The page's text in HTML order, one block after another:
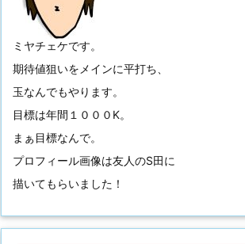
ミヤチェケです。
期待値狙いをメインに平打ち、
玉なんでもやります。
目標は年間１０００K。
まぁ目標なんで。
プロフィール画像は友人のS田に
描いてもらいました！